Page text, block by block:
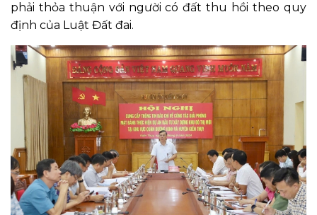
phải thỏa thuận với người có đất thu hồi theo quy
định của Luật Đất đai.